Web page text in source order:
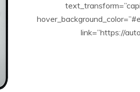
link=”https://